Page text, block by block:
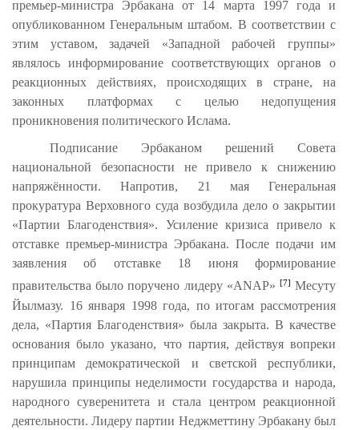
премьер-министра Эрбакана от 14 марта 1997 года и
опубликованном Генеральным штабом. В соответствии с
этим уставом, задачей «Западной рабочей группы»
являлось информирование соответствующих органов о
реакционных действиях, происходящих в стране, на
законных платформах с целью недопущения
проникновения политического Ислама.
Подписание Эрбаканом решений Совета
национальной безопасности не привело к снижению
напряжённости. Напротив, 21 мая Генеральная
прокуратура Верховного суда возбудила дело о закрытии
«Партии Благоденствия». Усиление кризиса привело к
отставке премьер-министра Эрбакана. После подачи им
заявления об отставке 18 июня формирование
правительства было поручено лидеру «ANAP» [7] Месуту
Йылмазу. 16 января 1998 года, по итогам рассмотрения
дела, «Партия Благоденствия» была закрыта. В качестве
основания было указано, что партия, действуя вопреки
принципам демократической и светской республики,
нарушила принципы неделимости государства и народа,
народного суверенитета и стала центром реакционной
деятельности. Лидеру партии Неджметтину Эрбакану был